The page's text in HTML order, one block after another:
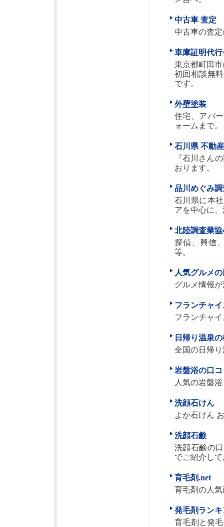
中古車 査定
中古車の査
車庫証明代
東京都町田
初回相談無
です。
外壁塗装
住宅、アパ
ォームまで。
石川県 不動
『石川さん
おります。
品川めぐみ
石川県に本
アを中心に
北陸調査業協
探偵、興信
等。
人気グルメ
グルメ情報
フランチャ
フランチャ
日帰り温泉
全国の日帰
岩盤浴の口
人気の岩盤
洗顔石けん
よか石けん
洗顔石鹸
洗顔石鹸の
でご紹介し
育毛剤.net
育毛剤の人
発毛剤ラン
育毛剤と発